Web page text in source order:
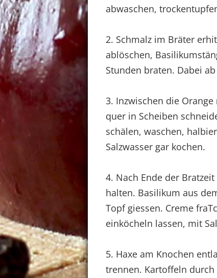
abwaschen,
2. Schmalz im Bräter
ablöschen,
Stunden braten. Dabei
3. Inzwischen die
quer in Scheiben
schälen, waschen,
Salzwasser gar kochen.
4. Nach Ende der
halten. Basilikum aus
Topf giessen. Creme
einköcheln lassen, mit
5. Haxe am Knochen
trennen. Kartoffeln